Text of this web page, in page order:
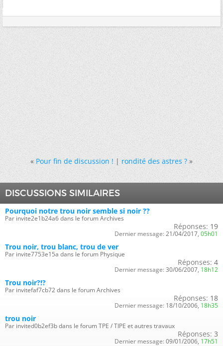
« Pour fin de discussion !|rondité des astres ? »
DISCUSSIONS SIMILAIRES
Pourquoi notre trou noir semble si noir ??
Par invite2e1b24a6 dans le forum Archives
Réponses: 19
Dernier message: 21/04/2017, 05h01
Trou noir, trou blanc, trou de ver
Par invite7753e15a dans le forum Physique
Réponses: 4
Dernier message: 30/06/2007, 18h12
Trou noir?!?
Par invitefaf7cb72 dans le forum Archives
Réponses: 18
Dernier message: 18/10/2006, 18h35
trou noir
Par invited0b2ef3b dans le forum TPE / TIPE et autres travaux
Réponses: 3
Dernier message: 09/01/2006, 17h51